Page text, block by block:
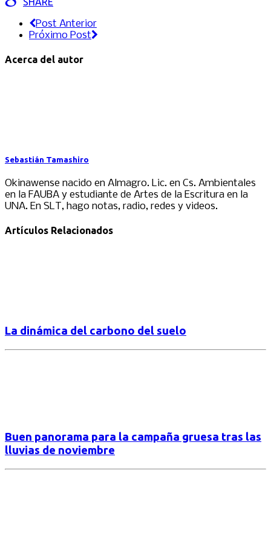
Post Anterior
Próximo Post
Acerca del autor
Sebastián Tamashiro
Okinawense nacido en Almagro. Lic. en Cs. Ambientales
en la FAUBA y estudiante de Artes de la Escritura en la
UNA. En SLT, hago notas, radio, redes y videos.
Artículos Relacionados
La dinámica del carbono del suelo
Buen panorama para la campaña gruesa tras las
lluvias de noviembre